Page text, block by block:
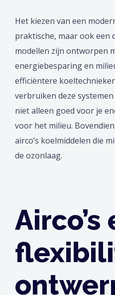
Het kiezen van een
praktische, maar ook een
modellen zijn ontworpen
energiebesparing en
efficiëntere
verbruiken deze
niet alleen goed voor je
voor het milieu.
airco’s koelmiddelen die
de ozonlaag.
Airco’s